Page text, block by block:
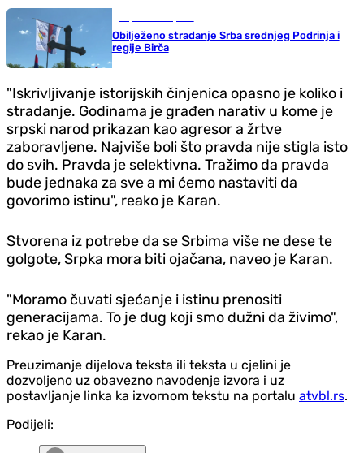
Obilježeno stradanje Srba srednjeg Podrinja i
regije Birča
"Iskrivljivanje istorijskih činjenica opasno je koliko i
stradanje. Godinama je građen narativ u kome je
srpski narod prikazan kao agresor a žrtve
zaboravljene. Najviše boli što pravda nije stigla isto
do svih. Pravda je selektivna. Tražimo da pravda
bude jednaka za sve a mi ćemo nastaviti da
govorimo istinu", reako je Karan.
Stvorena iz potrebe da se Srbima više ne dese te
golgote, Srpka mora biti ojačana, naveo je Karan.
"Moramo čuvati sjećanje i istinu prenositi
generacijama. To je dug koji smo dužni da živimo",
rekao je Karan.
Preuzimanje dijelova teksta ili teksta u cjelini je
dozvoljeno uz obavezno navođenje izvora i uz
postavljanje linka ka izvornom tekstu na portalu atvbl.rs.
Podijeli: